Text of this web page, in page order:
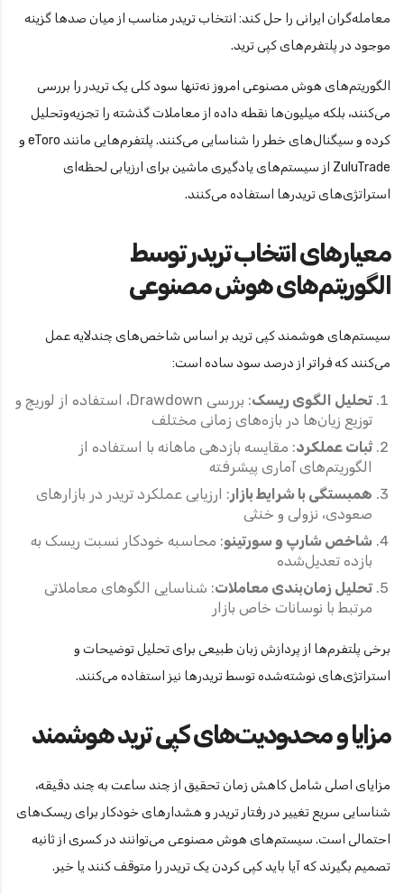
معامله‌گران ایرانی را حل کند: انتخاب تریدر مناسب از میان صدها گزینه
موجود در پلتفرم‌های کپی ترید.
الگوریتم‌های هوش مصنوعی امروز نه‌تنها سود کلی یک تریدر را بررسی
می‌کنند، بلکه میلیون‌ها نقطه داده از معاملات گذشته را تجزیه‌وتحلیل
کرده و سیگنال‌های خطر را شناسایی می‌کنند. پلتفرم‌هایی مانند eToro و
ZuluTrade از سیستم‌های یادگیری ماشین برای ارزیابی لحظه‌ای
استراتژی‌های تریدرها استفاده می‌کنند.
معیارهای انتخاب تریدر توسط
الگوریتم‌های هوش مصنوعی
سیستم‌های هوشمند کپی ترید بر اساس شاخص‌های چندلایه عمل
می‌کنند که فراتر از درصد سود ساده است:
تحلیل الگوی ریسک
: بررسی Drawdown، استفاده از لوریج و
توزیع زیان‌ها در بازه‌های زمانی مختلف
ثبات عملکرد: مقایسه بازدهی ماهانه با استفاده از
الگوریتم‌های آماری پیشرفته
همبستگی با شرایط بازار: ارزیابی عملکرد تریدر در بازارهای
صعودی، نزولی و خنثی
شاخص شارپ و سورتینو: محاسبه خودکار نسبت ریسک به
بازده تعدیل‌شده
تحلیل زمان‌بندی معاملات: شناسایی الگوهای معاملاتی
مرتبط با نوسانات خاص بازار
برخی پلتفرم‌ها از پردازش زبان طبیعی برای تحلیل توضیحات و
استراتژی‌های نوشته‌شده توسط تریدرها نیز استفاده می‌کنند.
مزایا و محدودیت‌های کپی ترید هوشمند
مزایای اصلی شامل کاهش زمان تحقیق از چند ساعت به چند دقیقه،
شناسایی سریع تغییر در رفتار تریدر و هشدارهای خودکار برای ریسک‌های
احتمالی است. سیستم‌های هوش مصنوعی می‌توانند در کسری از ثانیه
تصمیم بگیرند که آیا باید کپی کردن یک تریدر را متوقف کنند یا خیر.